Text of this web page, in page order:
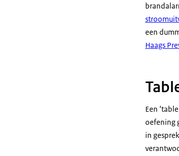
een
Haags
Een ‘
oefening
in